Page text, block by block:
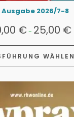
2026/7-8
€- 25,00 €
WÄHLEN